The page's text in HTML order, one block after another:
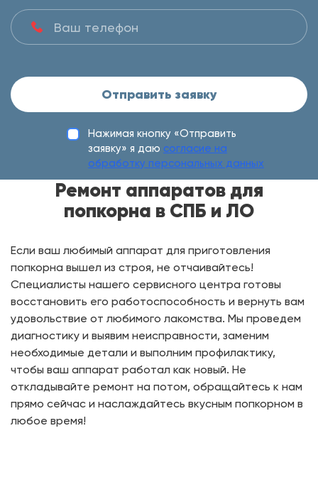
Отправить заявку
Нажимая кнопку «Отправить
заявку» я даю согласие на
обработку персональных данных
Ремонт аппаратов для
попкорна в СПБ и ЛО
Если ваш любимый аппарат для приготовления
попкорна вышел из строя, не отчаивайтесь!
Специалисты нашего сервисного центра готовы
восстановить его работоспособность и вернуть вам
удовольствие от любимого лакомства. Мы проведем
диагностику и выявим неисправности, заменим
необходимые детали и выполним профилактику,
чтобы ваш аппарат работал как новый. Не
откладывайте ремонт на потом, обращайтесь к нам
прямо сейчас и наслаждайтесь вкусным попкорном в
любое время!